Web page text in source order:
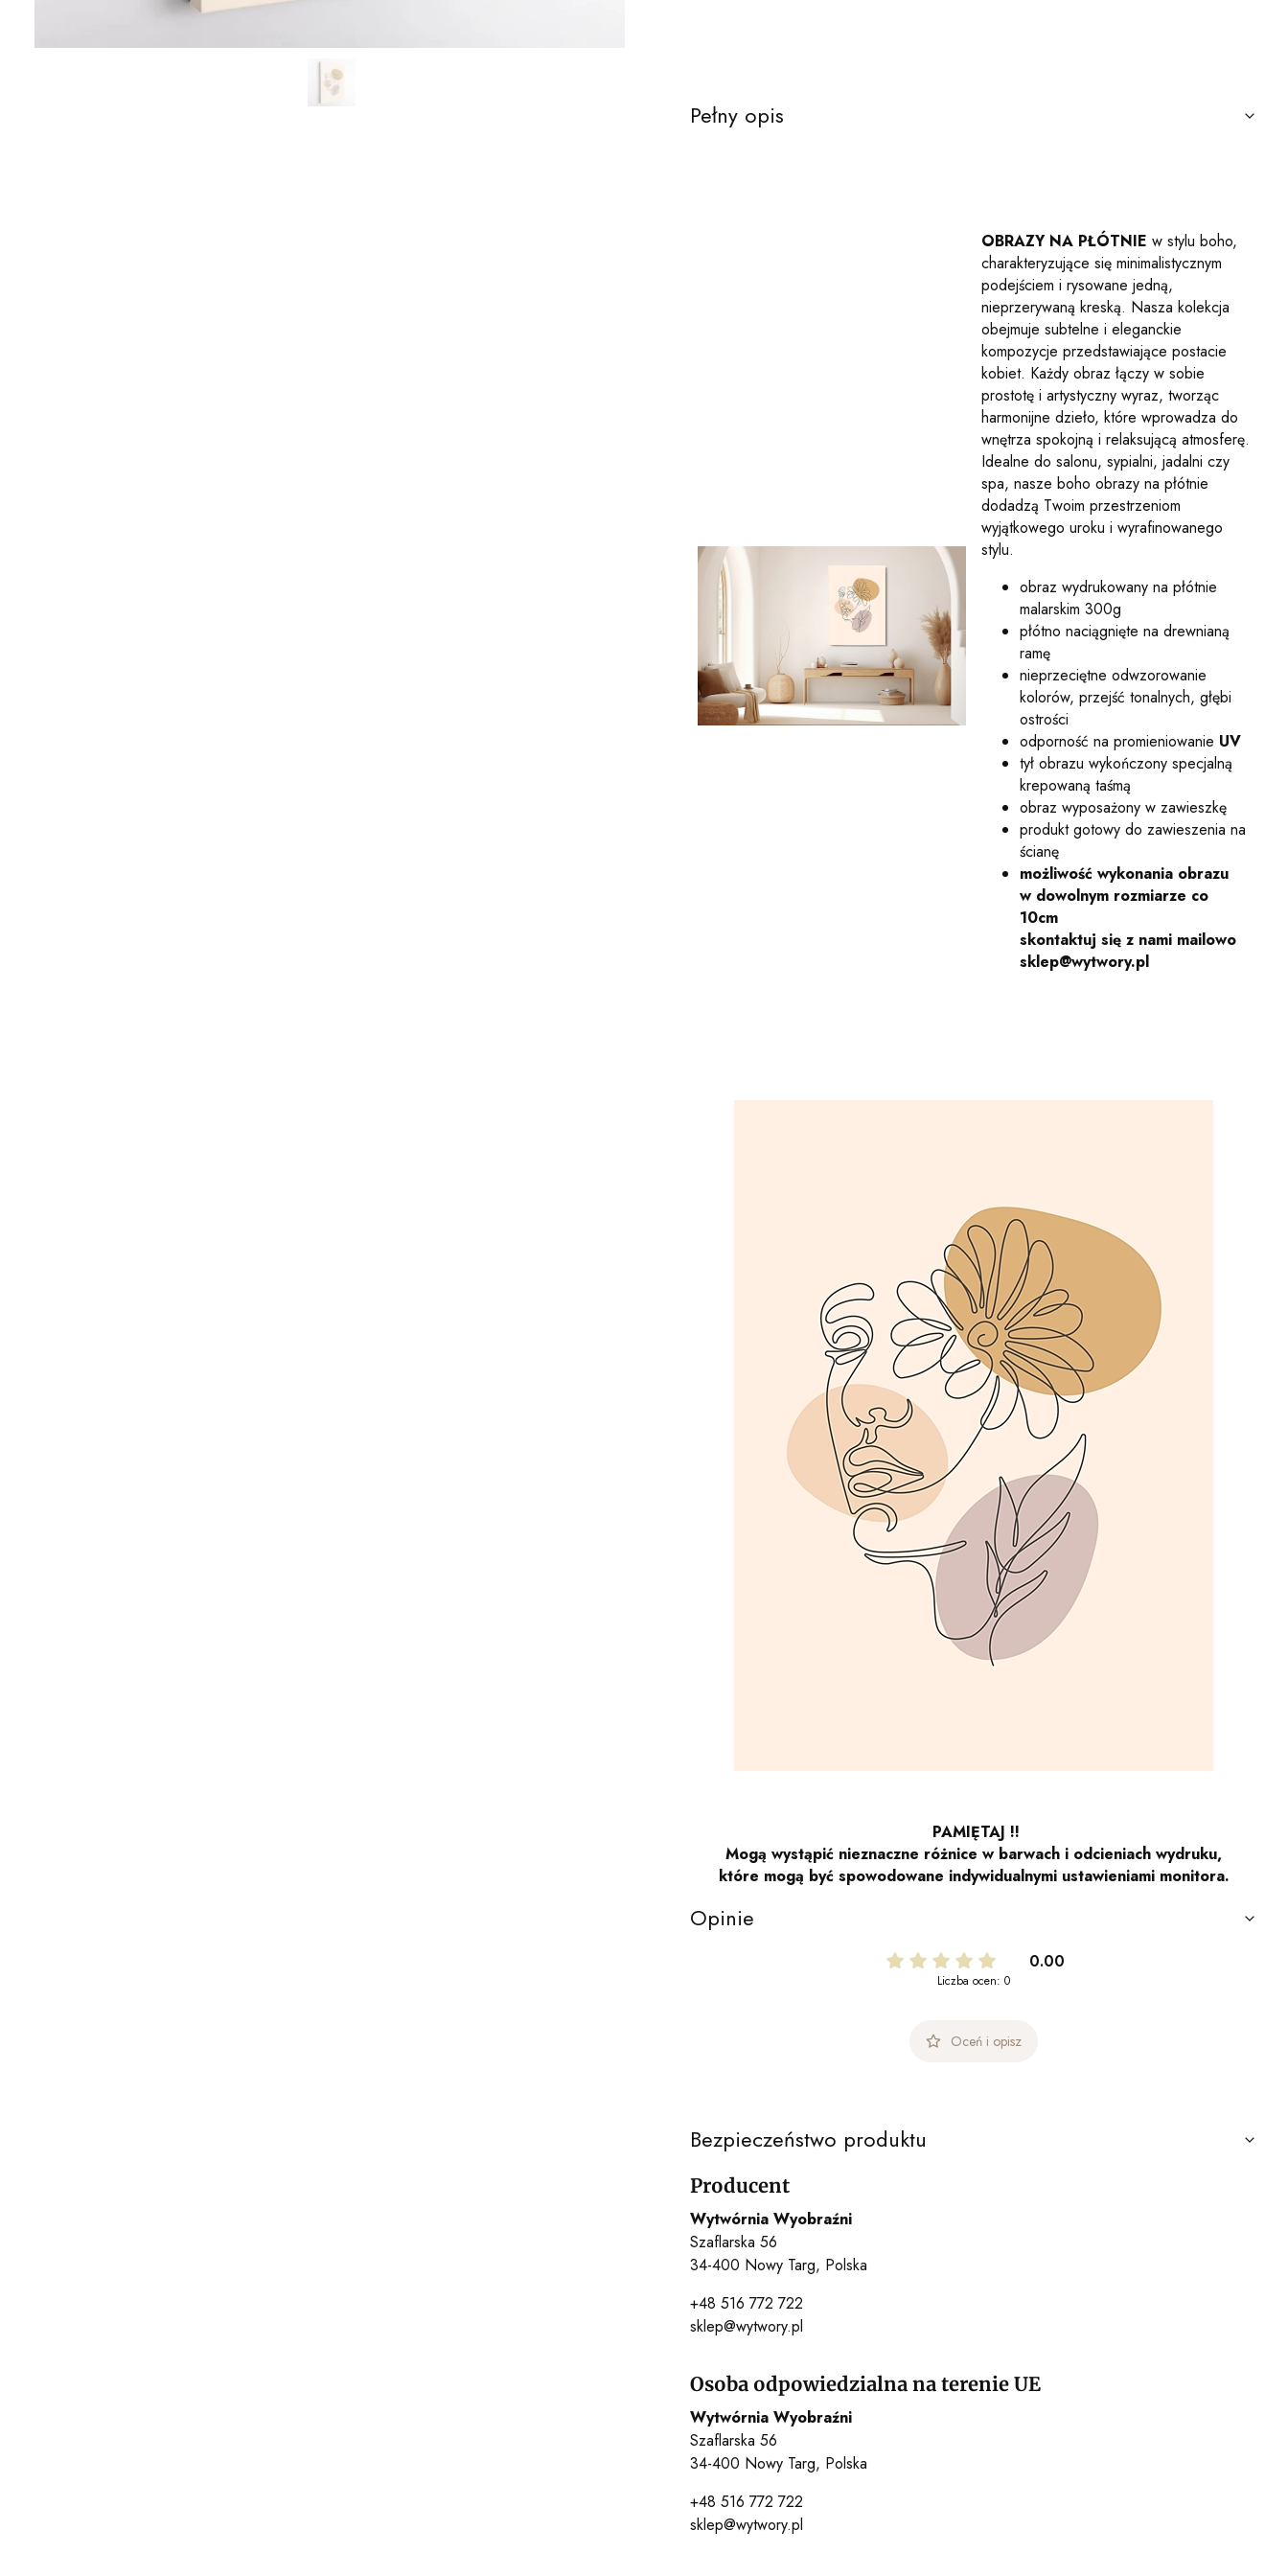
Pełny opis
OBRAZY NA PŁÓTNIE w stylu boho,
charakteryzujące się minimalistycznym
podejściem i rysowane jedną,
nieprzerywaną kreską. Nasza kolekcja
obejmuje subtelne i eleganckie
kompozycje przedstawiające postacie
kobiet. Każdy obraz łączy w sobie
prostotę i artystyczny wyraz, tworząc
harmonijne dzieło, które wprowadza do
wnętrza spokojną i relaksującą atmosferę.
Idealne do salonu, sypialni, jadalni czy
spa, nasze boho obrazy na płótnie
dodadzą Twoim przestrzeniom
wyjątkowego uroku i wyrafinowanego
stylu.
obraz wydrukowany na płótnie
malarskim 300g
płótno naciągnięte na drewnianą
ramę
nieprzeciętne odwzorowanie
kolorów, przejść tonalnych, głębi
ostrości
odporność na promieniowanie UV
tył obrazu wykończony specjalną
krepowaną taśmą
obraz wyposażony w zawieszkę
produkt gotowy do zawieszenia na
ścianę
możliwość wykonania obrazu
w dowolnym rozmiarze co
10cm
skontaktuj się z nami mailowo
sklep@wytwory.pl
PAMIĘTAJ !!
Mogą wystąpić nieznaczne różnice w barwach i odcieniach wydruku,
które mogą być spowodowane indywidualnymi ustawieniami monitora.
Opinie
0.00
Liczba ocen: 0
Oceń i opisz
Bezpieczeństwo produktu
Producent
Wytwórnia Wyobraźni
Szaflarska 56
34-400 Nowy Targ, Polska
+48 516 772 722
sklep@wytwory.pl
Osoba odpowiedzialna na terenie UE
Wytwórnia Wyobraźni
Szaflarska 56
34-400 Nowy Targ, Polska
+48 516 772 722
sklep@wytwory.pl